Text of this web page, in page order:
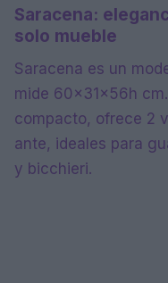
Saracena:
solo mueble
Saracena es un
mide 60x31x56h
compacto, ofrece 2
ante, ideales para
y bicchieri.